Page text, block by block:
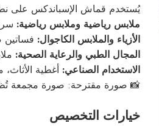
يُستخدم قماش الإسباندكس على
ملابس رياضية وملابس رياضية:
الأزياء والملابس الكاجوال: فساتين
المجال الطبي والرعاية الصحية:
الاستخدام الصناعي: أغطية
📸 صورة مقترحة: صورة مجمعة
خيارات التخصيص